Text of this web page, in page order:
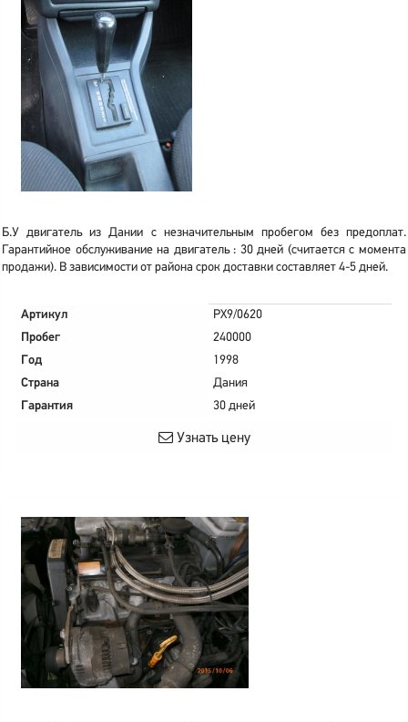
Б.У двигатель из Дании с незначительным пробегом без предоплат.
Гарантийное обслуживание на двигатель : 30 дней (считается с момента
продажи). В зависимости от района срок доставки составляет 4-5 дней.
Артикул
PX9/0620
Пробег
240000
Год
1998
Страна
Дания
Гарантия
30 дней
Узнать цену